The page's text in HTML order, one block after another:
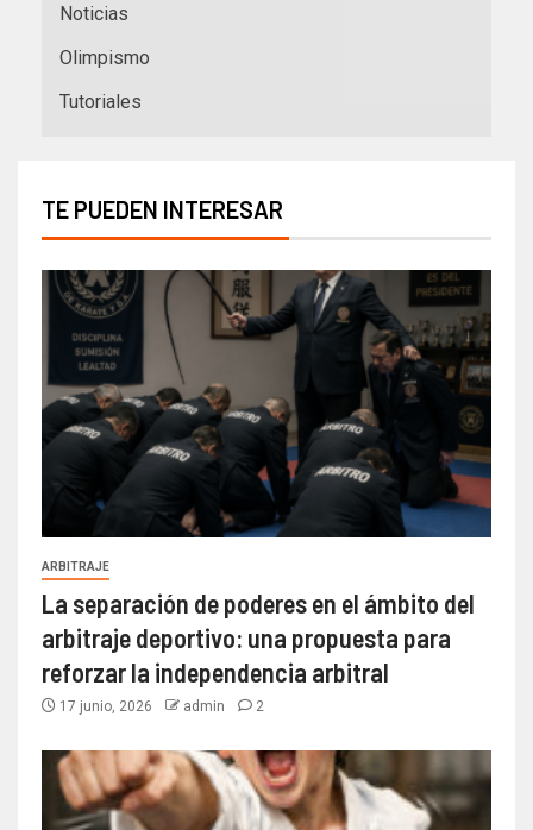
Noticias
Olimpismo
Tutoriales
TE PUEDEN INTERESAR
ARBITRAJE
La separación de poderes en el ámbito del
arbitraje deportivo: una propuesta para
reforzar la independencia arbitral
17 junio, 2026 admin 2